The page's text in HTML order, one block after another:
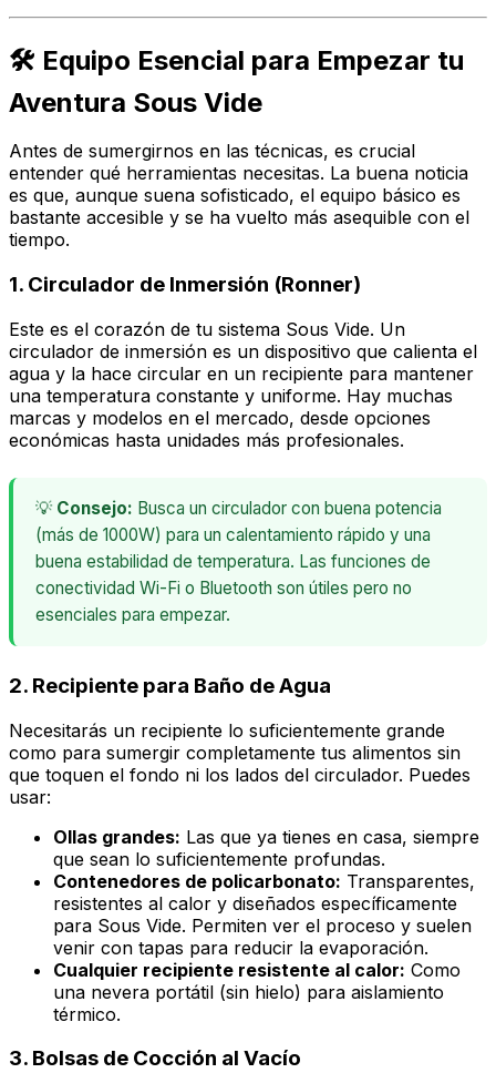
🛠️ Equipo Esencial para Empezar tu
Aventura Sous Vide
Antes de sumergirnos en las técnicas, es crucial
entender qué herramientas necesitas. La buena noticia
es que, aunque suena sofisticado, el equipo básico es
bastante accesible y se ha vuelto más asequible con el
tiempo.
1. Circulador de Inmersión (Ronner)
Este es el corazón de tu sistema Sous Vide. Un
circulador de inmersión es un dispositivo que calienta el
agua y la hace circular en un recipiente para mantener
una temperatura constante y uniforme. Hay muchas
marcas y modelos en el mercado, desde opciones
económicas hasta unidades más profesionales.
💡 Consejo: Busca un circulador con buena potencia
(más de 1000W) para un calentamiento rápido y una
buena estabilidad de temperatura. Las funciones de
conectividad Wi-Fi o Bluetooth son útiles pero no
esenciales para empezar.
2. Recipiente para Baño de Agua
Necesitarás un recipiente lo suficientemente grande
como para sumergir completamente tus alimentos sin
que toquen el fondo ni los lados del circulador. Puedes
usar:
Ollas grandes: Las que ya tienes en casa, siempre
que sean lo suficientemente profundas.
Contenedores de policarbonato: Transparentes,
resistentes al calor y diseñados específicamente
para Sous Vide. Permiten ver el proceso y suelen
venir con tapas para reducir la evaporación.
Cualquier recipiente resistente al calor: Como
una nevera portátil (sin hielo) para aislamiento
térmico.
3. Bolsas de Cocción al Vacío